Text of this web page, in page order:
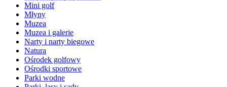
Mini golf
Młyny
Muzea
Muzea i galerie
Narty i narty biegowe
Natura
Ośrodek golfowy
Ośrodki sportowe
Parki wodne